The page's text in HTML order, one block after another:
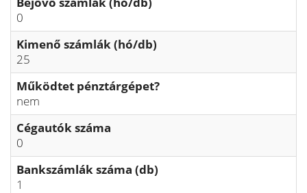
0
Kimenő számlák (hó/db)
25
Működtet pénztárgépet?
nem
Cégautók száma
0
Bankszámlák száma (db)
1